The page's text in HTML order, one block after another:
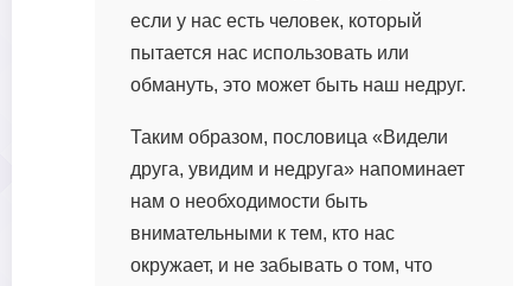
если у нас есть человек, который
пытается нас использовать или
обмануть, это может быть наш недруг.
Таким образом, пословица «Видели
друга, увидим и недруга» напоминает
нам о необходимости быть
внимательными к тем, кто нас
окружает, и не забывать о том, что